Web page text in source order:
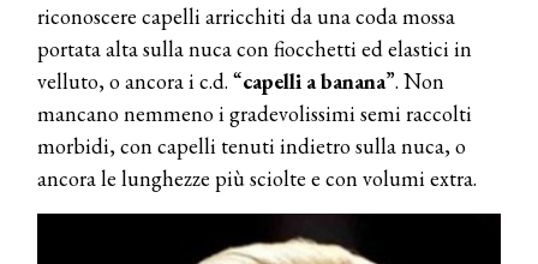
riconoscere capelli arricchiti da una coda mossa
portata alta sulla nuca con fiocchetti ed elastici in
velluto, o ancora i c.d. “capelli a banana”. Non
mancano nemmeno i gradevolissimi semi raccolti
morbidi, con capelli tenuti indietro sulla nuca, o
ancora le lunghezze più sciolte e con volumi extra.